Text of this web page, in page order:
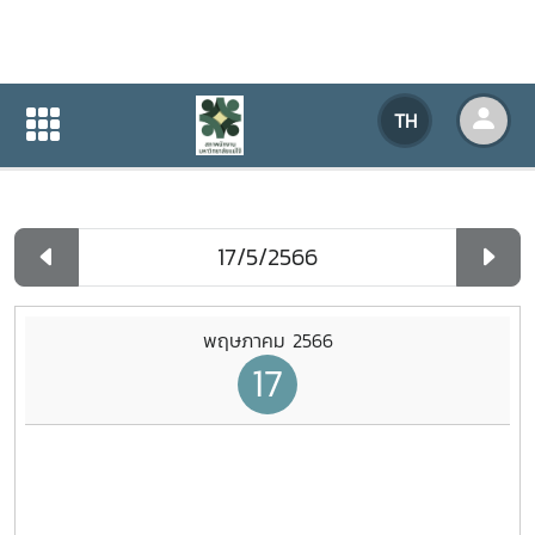
TH
ปฏิทินกิจกรรมของหน่วยงาน
ปฏิทินกิจกรรมของหน่วยงาน
พฤษภาคม 2566
17